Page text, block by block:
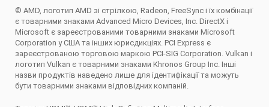
© AMD, логотип AMD зі стрілкою, Radeon, FreeSync і їх комбінації
є товарними знаками Advanced Micro Devices, Inc. DirectX і
Microsoft є зареєстрованими товарними знаками Microsoft
Corporation у США та інших юрисдикціях. PCI Express є
зареєстрованою торговою маркою PCI-SIG Corporation. Vulkan і
логотип Vulkan є товарними знаками Khronos Group Inc. Інші
назви продуктів наведено лише для ідентифікації та можуть
бути товарними знаками відповідних компаній.